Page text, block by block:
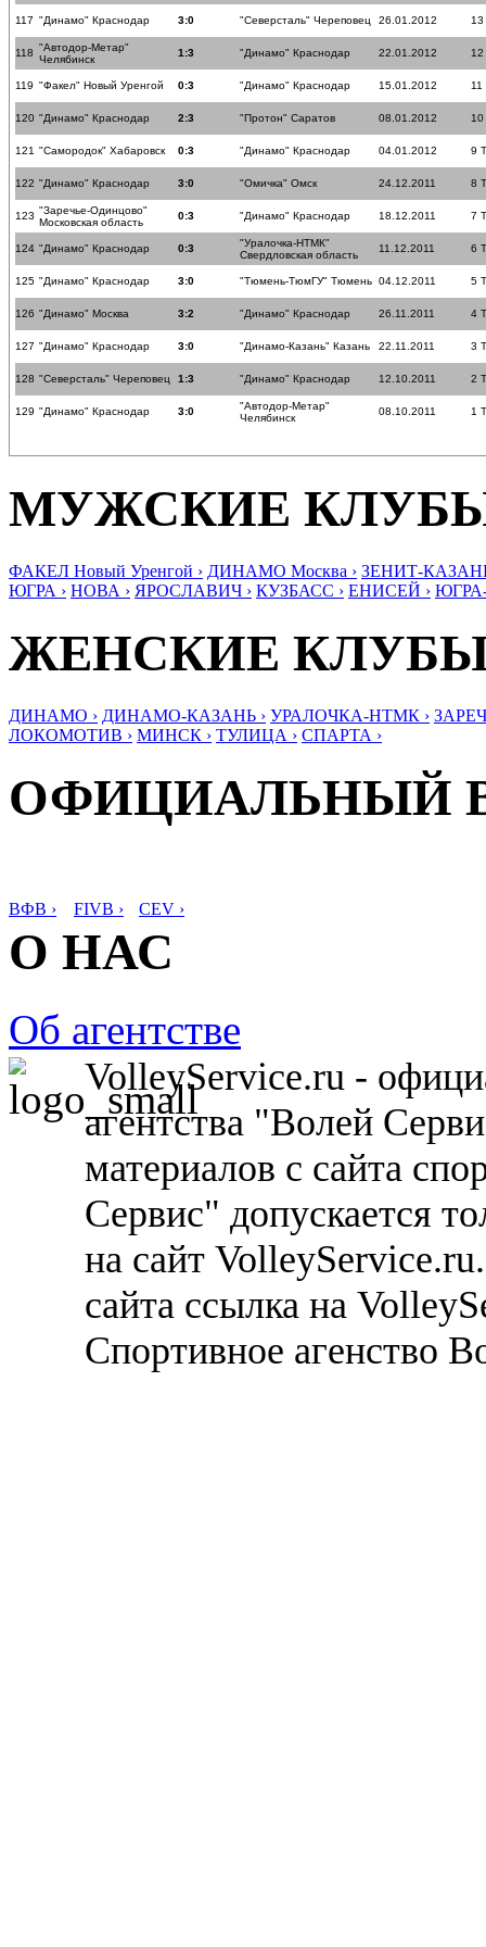
117 "Динамо" Краснодар 3:0 "Северсталь" Череповец 26.01.2012 13
118 "Автодор-Метар"
Челябинск
1:3 "Динамо" Краснодар 22.01.2012 12
119 "Факел" Новый Уренгой 0:3 "Динамо" Краснодар 15.01.2012 11
120 "Динамо" Краснодар 2:3 "Протон" Саратов 08.01.2012 10
121 "Самородок" Хабаровск 0:3 "Динамо" Краснодар 04.01.2012 9
122 "Динамо" Краснодар 3:0 "Омичка" Омск 24.12.2011 8
123 "Заречье-Одинцово"
Московская область
0:3 "Динамо" Краснодар 18.12.2011 7
124 "Динамо" Краснодар 0:3
"Уралочка-НТМК"
Свердловская область
11.12.2011 6
125 "Динамо" Краснодар 3:0 "Тюмень-ТюмГУ" Тюмень 04.12.2011 5
126 "Динамо" Москва 3:2 "Динамо" Краснодар 26.11.2011 4
127 "Динамо" Краснодар 3:0 "Динамо-Казань" Казань 22.11.2011 3
128 "Северсталь" Череповец 1:3 "Динамо" Краснодар 12.10.2011 2
129 "Динамо" Краснодар 3:0
"Автодор-Метар"
Челябинск
08.10.2011 1
МУЖСКИЕ
ФАКЕЛ Новый Уренгой › ДИНАМО Москва › ЗЕНИТ-
ЮГРА › НОВА › ЯРОСЛАВИЧ › КУЗБАСС › ЕНИСЕЙ ›
ЖЕНСКИЕ
ДИНАМО › ДИНАМО-КАЗАНЬ › УРАЛОЧКА-НТМК ›
ЛОКОМОТИВ › МИНСК › ТУЛИЦА › СПАРТА ›
ОФИЦИАЛЬНЫЙ
ВФВ › FIVB › CEV ›
О НАС
Об агентстве
VolleyService.ru -
агентства "Волей
материалов с сайта
Сервис" допускается
на сайт
сайта ссылка на
Спортивное агенство